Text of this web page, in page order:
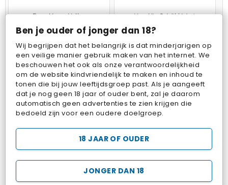
Ben je ouder of jonger dan 18?
Wij begrijpen dat het belangrijk is dat minderjarigen op
een veilige manier gebruik maken van het internet. We
beschouwen het ook als onze verantwoordelijkheid
om de website kindvriendelijk te maken en inhoud te
tonen die bij jouw leeftijdsgroep past. Als je aangeeft
dat je nog geen 18 jaar of ouder bent, zal je daarom
automatisch geen advertenties te zien krijgen die
bedoeld zijn voor een oudere doelgroep.
JONGER DAN 18
18 JAAR OF OUDER
Farm Merge Valley VegaMix 2: Wild West
Pop Fruit Bubbits
Hospital Surgeon Doctor Game Potion Sort